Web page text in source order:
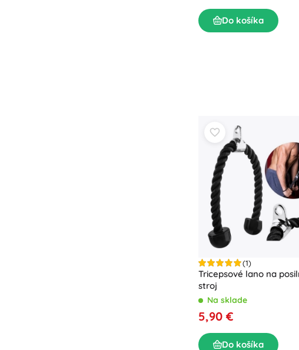
Do košíka
(1)
Tricepsové lano na
stroj
Na sklade
5,90 €
Do košíka